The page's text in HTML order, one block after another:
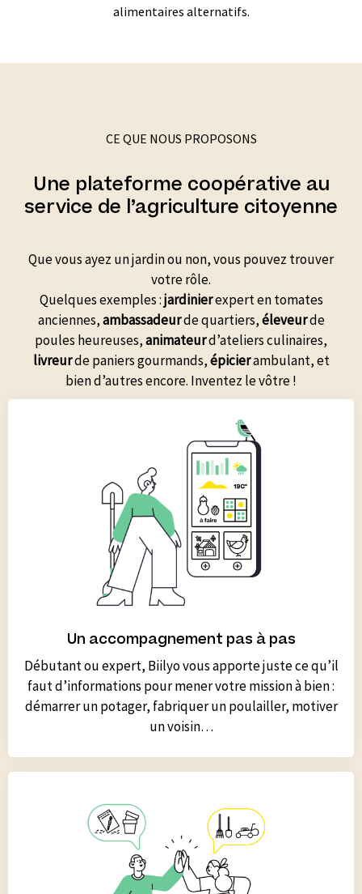
alimentaires alternatifs.
CE QUE NOUS PROPOSONS
Une plateforme coopérative au
service de l’agriculture citoyenne
Que vous ayez un jardin ou non, vous pouvez trouver
votre rôle.
Quelques exemples :jardinierexpert en tomates
anciennes,ambassadeurde quartiers,éleveurde
poules heureuses,animateurd’ateliers culinaires,
livreurde paniers gourmands,épicierambulant, et
bien d’autres encore. Inventez le vôtre !
Un accompagnement pas à pas
Débutant ou expert, Biilyo vous apporte juste ce qu’il
faut d’informations pour mener votre mission à bien :
démarrer un potager, fabriquer un poulailler, motiver
un voisin…